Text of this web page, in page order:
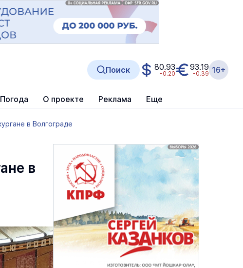
Погода О проекте Реклама Еще
Поиск 80.93
-0.20
93.19
-0.39 16+
в Волгограде
в